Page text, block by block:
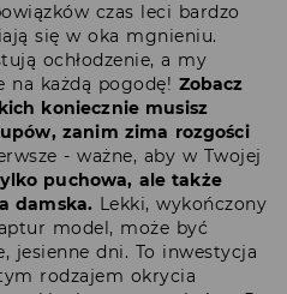
czas leci bardzo
się w oka mgnieniu.
ochłodzenie, a my
na każdą pogodę! Zobacz
koniecznie musisz
zanim zima rozgości
- ważne, aby w Twojej
puchowa, ale także
damska. Lekki, wykończony
model, może być
jesienne dni. To inwestycja
rodzajem okrycia